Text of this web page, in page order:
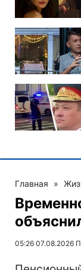
Главная »
05:26 07.08.2026